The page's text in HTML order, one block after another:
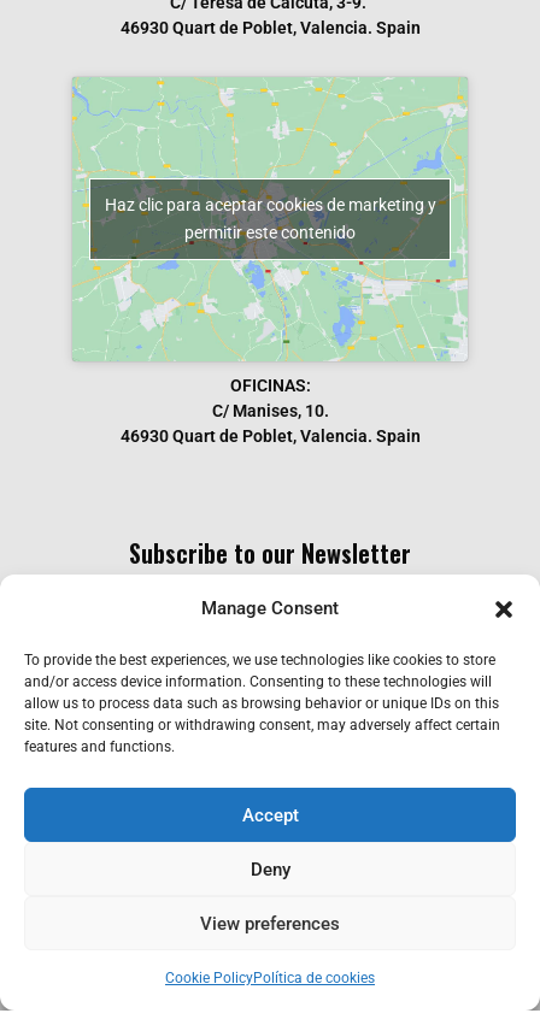
Manage Consent
To provide the best experiences, we use technologies like cookies to store
and/or access device information. Consenting to these technologies will
allow us to process data such as browsing behavior or unique IDs on this
site. Not consenting or withdrawing consent, may adversely affect certain
features and functions.
Accept
Deny
View preferences
Cookie PolicyPolítica de cookies
46930 Quart de Poblet, Valencia. Spain
Haz clic para aceptar cookies de marketing y
permitir este contenido
OFICINAS:
C/ Manises, 10.
46930 Quart de Poblet, Valencia. Spain
Subscribe to our Newsletter
SEND